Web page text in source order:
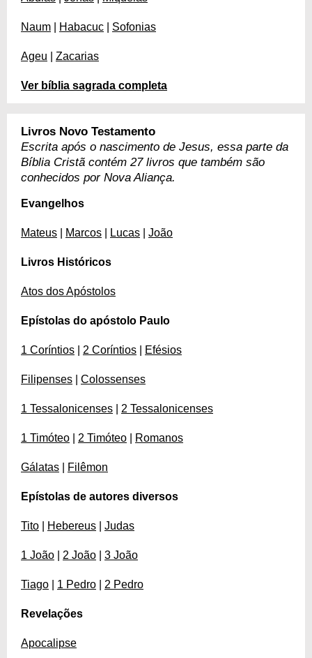
Naum Habacuc Sofonias
Ageu Zacarias
Ver bíblia sagrada completa
Livros Novo Testamento
Escrita após o nascimento de Jesus, essa parte da
Bíblia Cristã contém 27 livros que também são
conhecidos por Nova Aliança.
Evangelhos
Mateus Marcos Lucas João
Livros Históricos
Atos dos Apóstolos
Epístolas do apóstolo Paulo
1 Coríntios 2 Coríntios Efésios
Filipenses Colossenses
1 Tessalonicenses 2 Tessalonicenses
1 Timóteo 2 Timóteo Romanos
Gálatas Filêmon
Epístolas de autores diversos
Tito Hebereus Judas
1 João 2 João 3 João
Tiago 1 Pedro 2 Pedro
Revelações
Apocalipse